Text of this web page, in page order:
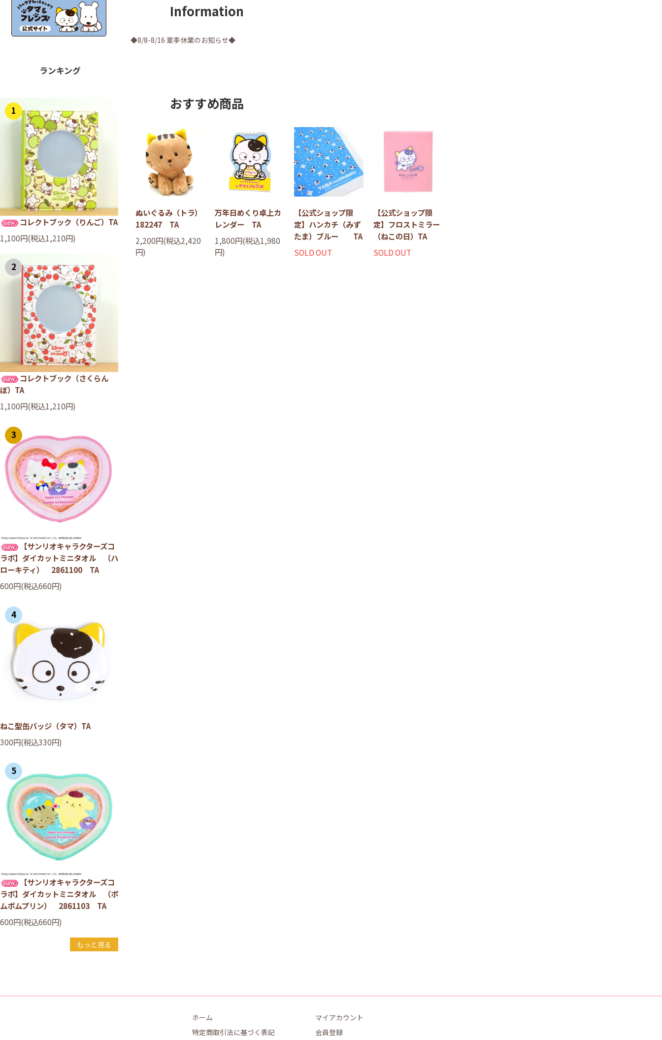
ランキング
1
コレクトブック（りんご）TA
1,100円(税込1,210円)
2
コレクトブック（さくらん
ぼ）TA
1,100円(税込1,210円)
3
【サンリオキャラクターズコ
ラボ】ダイカットミニタオル （ハ
ローキティ） 2861100 TA
600円(税込660円)
4
ねこ型缶バッジ（タマ）TA
300円(税込330円)
5
【サンリオキャラクターズコ
ラボ】ダイカットミニタオル （ポ
ムポムプリン） 2861103 TA
600円(税込660円)
もっと見る
Information
◆8/8-8/16 夏季休業のお知らせ◆
おすすめ商品
ぬいぐるみ（トラ）
182247 TA
2,200円(税込2,420
円)
万年日めくり卓上カ
レンダー TA
1,800円(税込1,980
円)
【公式ショップ限
定】ハンカチ（みず
たま）ブルー TA
SOLD OUT
【公式ショップ限
定】フロストミラー
（ねこの日）TA
SOLD OUT
ホーム
特定商取引法に基づく表記
マイアカウント
会員登録